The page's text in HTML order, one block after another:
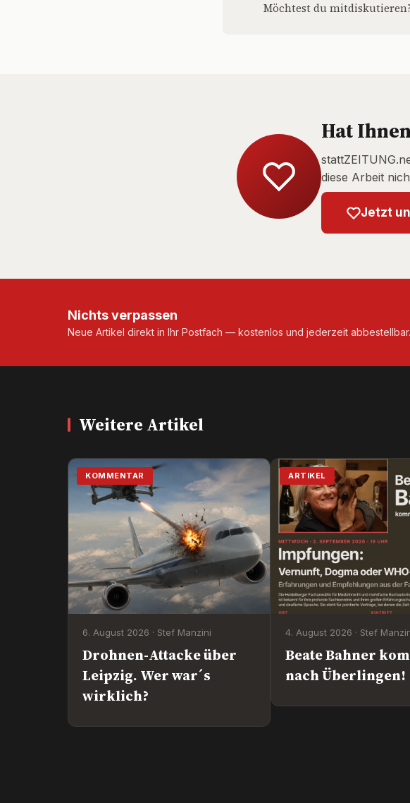
Möchtest du
Hat
diese Arbeit
Jetzt
Nichts verpassen
Neue Artikel direkt in Ihr Postfach — kostenlos und jederzeit abbestellbar.
Weitere Artikel
KOMMENTAR
6. August 2026 · Stef Manzini
Drohnen-Attacke über
Leipzig. Wer war´s
wirklich?
ARTIKEL
4. August 2026 · Stef
Beate Bahner
nach Überlingen!